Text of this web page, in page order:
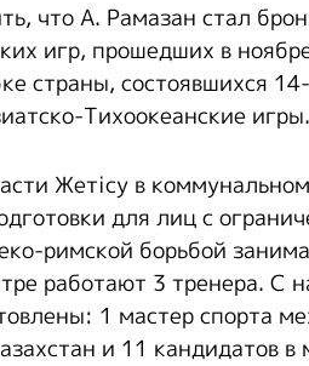
что А. Рамазан стал
игр, прошедших в
страны, состоявшихся
Тихоокеанские игры.
Жетісу в
для лиц с
римской борьбой
работают 3 тренера. С
1 мастер спорта
и 11 кандидатов в